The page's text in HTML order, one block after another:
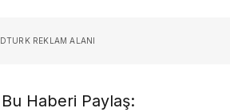
REKLAM ALANI
Bu Haberi Paylaş: